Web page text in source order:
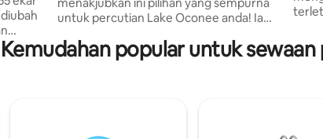
Tasik
untuk percutian Lake Oconee anda! Ia
galanya di bandar dan terletak di
Cuscowilla Country Club, komuniti
Kneads,
Kemudahan popular untuk